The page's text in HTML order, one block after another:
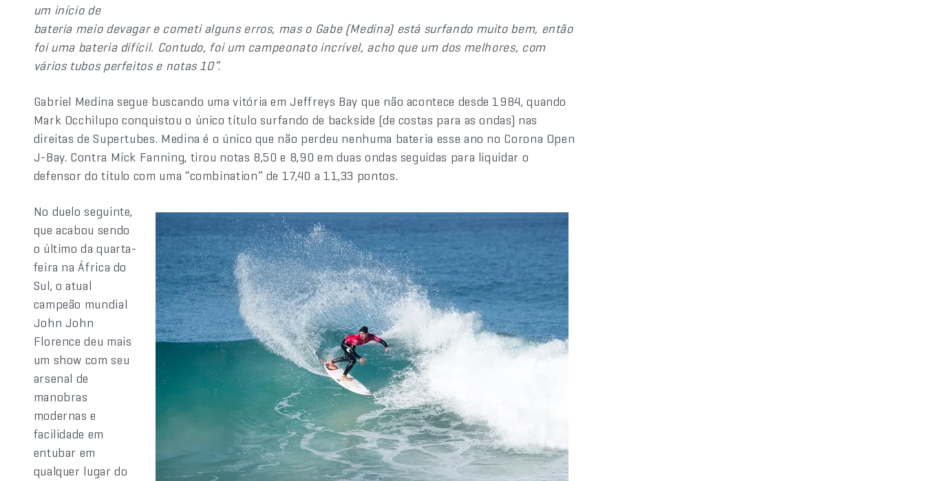
um início de
bateria meio devagar e cometi alguns erros, mas o Gabe (Medina) está surfando muito bem, então
foi uma bateria difícil. Contudo, foi um campeonato incrível, acho que um dos melhores, com
vários tubos perfeitos e notas 10”.
Gabriel Medina segue buscando uma vitória em Jeffreys Bay que não acontece desde 1984, quando
Mark Occhilupo conquistou o único título surfando de backside (de costas para as ondas) nas
direitas de Supertubes. Medina é o único que não perdeu nenhuma bateria esse ano no Corona Open
J-Bay. Contra Mick Fanning, tirou notas 8,50 e 8,90 em duas ondas seguidas para liquidar o
defensor do título com uma “combination” de 17,40 a 11,33 pontos.
No duelo seguinte,
que acabou sendo
o último da quarta-
feira na África do
Sul, o atual
campeão mundial
John John
Florence deu mais
um show com seu
arsenal de
manobras
modernas e
facilidade em
entubar em
qualquer lugar do